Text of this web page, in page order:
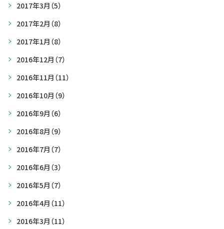
2017年3月 （5）
2017年2月 （8）
2017年1月 （8）
2016年12月 （7）
2016年11月 （11）
2016年10月 （9）
2016年9月 （6）
2016年8月 （9）
2016年7月 （7）
2016年6月 （3）
2016年5月 （7）
2016年4月 （11）
2016年3月 （11）